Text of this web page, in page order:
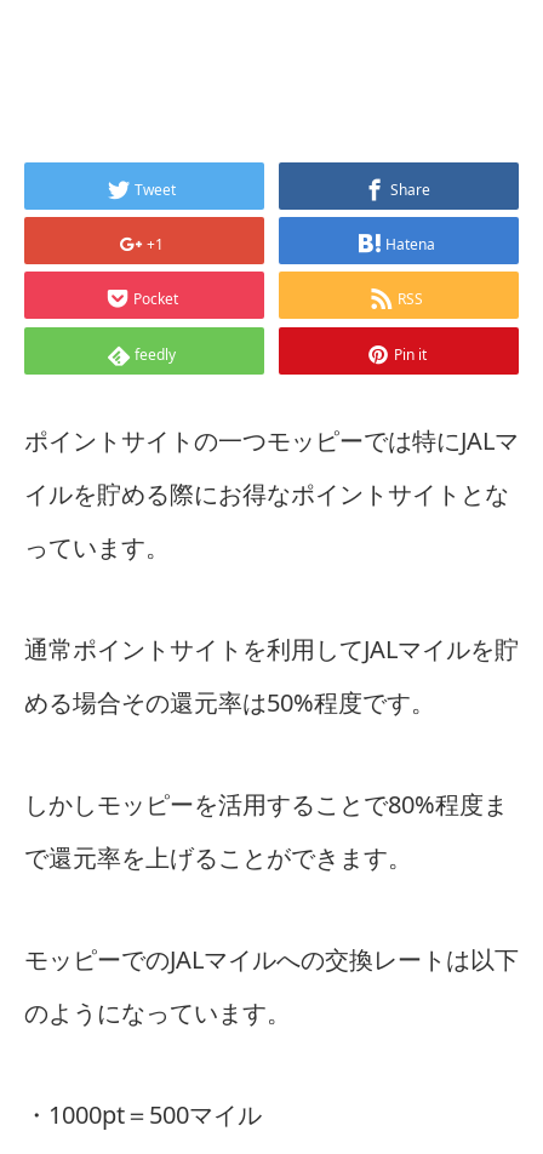
Tweet Share
+1 Hatena
Pocket RSS
feedly Pin it
ポイントサイトの一つモッピーでは特にJALマ
イルを貯める際にお得なポイントサイトとな
っています。
通常ポイントサイトを利用してJALマイルを貯
める場合その還元率は50%程度です。
しかしモッピーを活用することで80%程度ま
で還元率を上げることができます。
モッピーでのJALマイルへの交換レートは以下
のようになっています。
・1000pt＝500マイル